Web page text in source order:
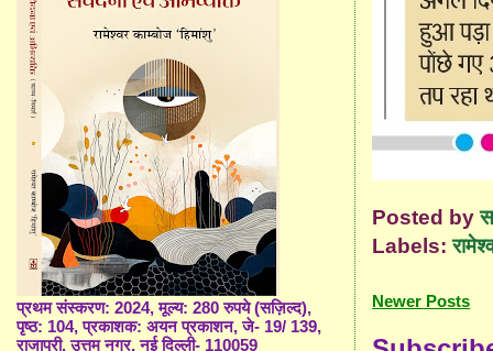
Posted by
Labels:
Newer Posts
प्रथम संस्करण: 2024, मूल्य: 280 रुपये (सज़िल्द),
पृष्ठ: 104, प्रकाशक: अयन प्रकाशन, जे- 19/ 139,
राजापुरी, उत्तम नगर, नई दिल्ली- 110059